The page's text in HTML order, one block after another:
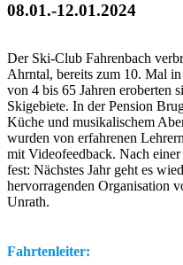
08.01.-12.01.2024
Der Ski-Club Fahrenbach
Ahrntal, bereits zum 10. Mal
von 4 bis 65 Jahren eroberten
Skigebiete. In der Pension
Küche und musikalischem
wurden von erfahrenen
mit Videofeedback. Nach
fest: Nächstes Jahr geht es
hervorragenden Organisation
Unrath.
Fahrtenleiter: